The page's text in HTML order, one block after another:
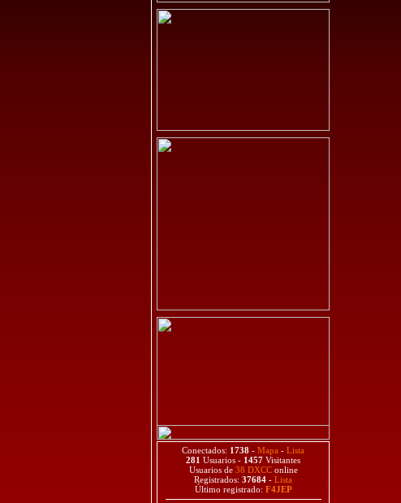
Conectados: 1738 - Mapa - Lista
281 Usuarios - 1457 Visitantes
Usuarios de 38 DXCConline
Registrados: 37684 - Lista
Último registrado: F4JEP